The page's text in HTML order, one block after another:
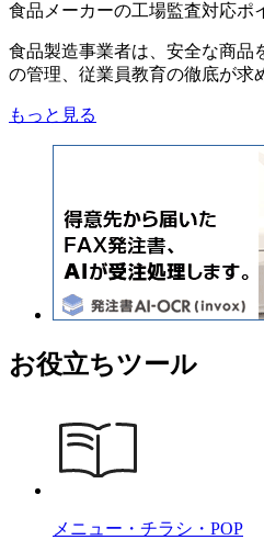
食品メーカーの工場監査対応ポ
食品製造事業者は、安全な商品
の管理、従業員教育の徹底が求
もっと見る
お役立ちツール
メニュー・チラシ・POP